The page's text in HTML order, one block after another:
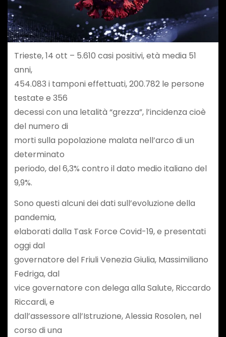
Trieste, 14 ott – 5.610 casi positivi, età media 51
anni,
454.083 i tamponi effettuati, 200.782 le persone
testate e 356
decessi con una letalità “grezza”, l’incidenza cioè
del numero di
morti sulla popolazione malata nell’arco di un
determinato
periodo, del 6,3% contro il dato medio italiano del
9,9%.
Sono questi alcuni dei dati sull’evoluzione della
pandemia,
elaborati dalla Task Force Covid-19, e presentati
oggi dal
governatore del Friuli Venezia Giulia, Massimiliano
Fedriga, dal
vice governatore con delega alla Salute, Riccardo
Riccardi, e
dall’assessore all’Istruzione, Alessia Rosolen, nel
corso di una